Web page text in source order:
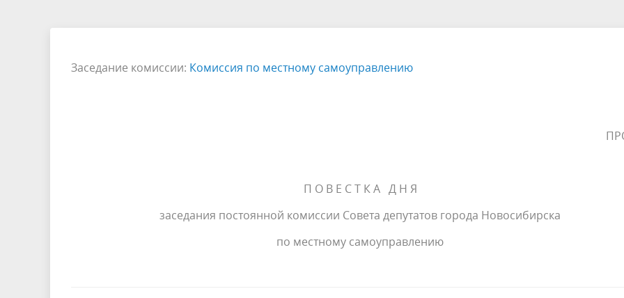
Заседание комиссии: Комиссия по местному самоуправлению
П О В Е С Т К А Д Н Я
заседания постоянной комиссии Совета депутатов города Новосибирска
по местному самоуправлению